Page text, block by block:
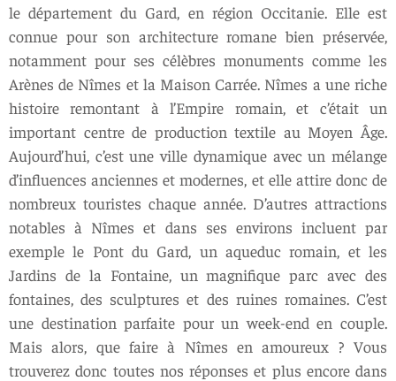
le département du Gard, en région Occitanie. Elle est
connue pour son architecture romane bien préservée,
notamment pour ses célèbres monuments comme les
Arènes de Nîmes et la Maison Carrée. Nîmes a une riche
histoire remontant à l’Empire romain, et c’était un
important centre de production textile au Moyen Âge.
Aujourd’hui, c’est une ville dynamique avec un mélange
d’influences anciennes et modernes, et elle attire donc de
nombreux touristes chaque année. D’autres attractions
notables à Nîmes et dans ses environs incluent par
exemple le Pont du Gard, un aqueduc romain, et les
Jardins de la Fontaine, un magnifique parc avec des
fontaines, des sculptures et des ruines romaines. C’est
une destination parfaite pour un week-end en couple.
Mais alors, que faire à Nîmes en amoureux ? Vous
trouverez donc toutes nos réponses et plus encore dans